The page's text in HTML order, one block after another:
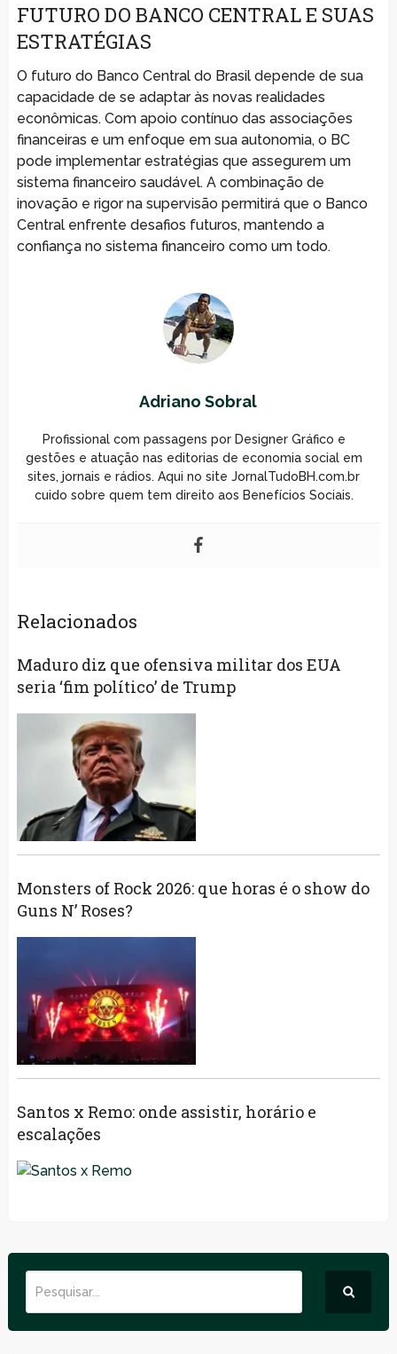
FUTURO DO BANCO CENTRAL E SUAS
ESTRATÉGIAS
O futuro do Banco Central do Brasil depende de sua
capacidade de se adaptar às novas realidades
econômicas. Com apoio contínuo das associações
financeiras e um enfoque em sua autonomia, o BC
pode implementar estratégias que assegurem um
sistema financeiro saudável. A combinação de
inovação e rigor na supervisão permitirá que o Banco
Central enfrente desafios futuros, mantendo a
confiança no sistema financeiro como um todo.
Adriano Sobral
Profissional com passagens por Designer Gráfico e
gestões e atuação nas editorias de economia social em
sites, jornais e rádios. Aqui no site JornalTudoBH.com.br
cuido sobre quem tem direito aos Benefícios Sociais.
Relacionados
Maduro diz que ofensiva militar dos EUA
seria ‘fim político’ de Trump
Monsters of Rock 2026: que horas é o show do
Guns N’ Roses?
Santos x Remo: onde assistir, horário e
escalações